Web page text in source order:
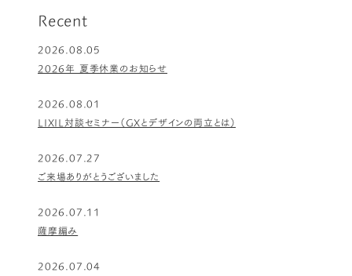
Recent
2026.08.05
2026年 夏季休業のお知らせ
2026.08.01
LIXIL対談セミナー（GXとデザインの両立とは）
2026.07.27
ご来場ありがとうございました
2026.07.11
薩摩編み
2026.07.04